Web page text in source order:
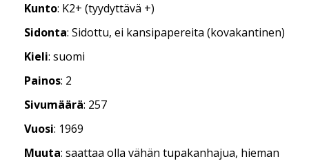
Kunto: K2+ (tyydyttävä +)
Sidonta: Sidottu, ei kansipapereita (kovakantinen)
Kieli: suomi
Painos: 2
Sivumäärä: 257
Vuosi: 1969
Muuta: saattaa olla vähän tupakanhajua, hieman